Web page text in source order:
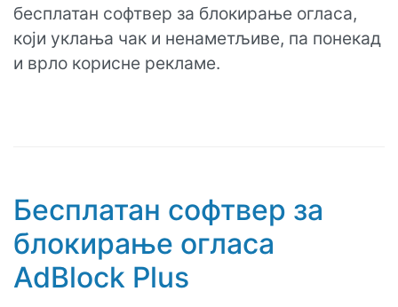
бесплатан софтвер за блокирање огласа,
који уклања чак и ненаметљиве, па понекад
и врло корисне рекламе.
Бесплатан софтвер за
блокирање огласа
AdBlock Plus